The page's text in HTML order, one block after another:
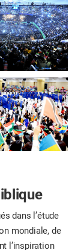
dans l’étude
mondiale, de
l’inspiration